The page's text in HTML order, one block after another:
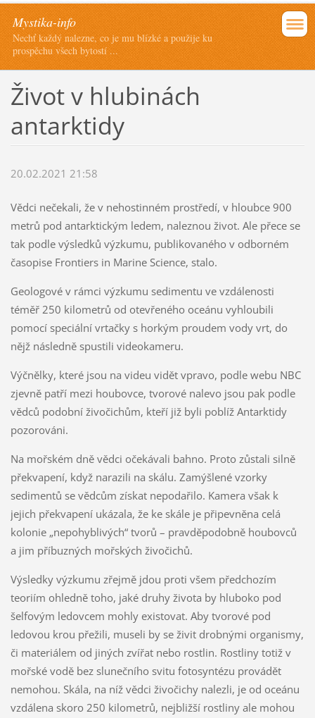
Mystika-info
Nechť každý nalezne, co je mu blízké a použije ku
prospěchu všech bytostí ...
Život v hlubinách
antarktidy
20.02.2021 21:58
Vědci nečekali, že v nehostinném prostředí, v hloubce 900
metrů pod antarktickým ledem, naleznou život. Ale přece se
tak podle výsledků výzkumu, publikovaného v odborném
časopise Frontiers in Marine Science, stalo.
Geologové v rámci výzkumu sedimentu ve vzdálenosti
téměř 250 kilometrů od otevřeného oceánu vyhloubili
pomocí speciální vrtačky s horkým proudem vody vrt, do
nějž následně spustili videokameru.
Výčnělky, které jsou na videu vidět vpravo, podle webu NBC
zjevně patří mezi houbovce, tvorové nalevo jsou pak podle
vědců podobní živočichům, kteří již byli poblíž Antarktidy
pozorováni.
Na mořském dně vědci očekávali bahno. Proto zůstali silně
překvapení, když narazili na skálu. Zamýšlené vzorky
sedimentů se vědcům získat nepodařilo. Kamera však k
jejich překvapení ukázala, že ke skále je připevněna celá
kolonie „nepohyblivých“ tvorů –⁠ pravděpodobně houbovců
a jim příbuzných mořských živočichů.
Výsledky výzkumu zřejmě jdou proti všem předchozím
teoriím ohledně toho, jaké druhy života by hluboko pod
šelfovým ledovcem mohly existovat. Aby tvorové pod
ledovou krou přežili, museli by se živit drobnými organismy,
či materiálem od jiných zvířat nebo rostlin. Rostliny totiž v
mořské vodě bez slunečního svitu fotosyntézu provádět
nemohou. Skála, na níž vědci živočichy nalezli, je od oceánu
vzdálena skoro 250 kilometrů, nejbližší rostliny ale mohou